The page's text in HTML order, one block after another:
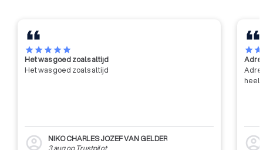
starstarstarstarstar
Het was goed zoals altijd
Het was goed zoals altijd
account_circle
NIKO CHARLES JOZEF VAN GELDER
starstar
heel
account_circle